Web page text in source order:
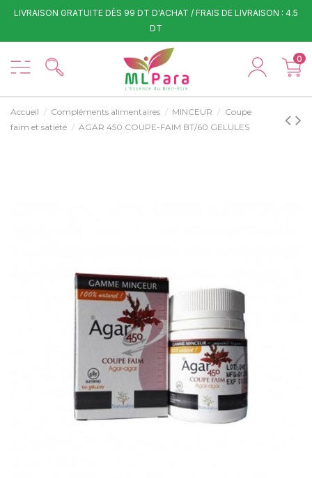
LIVRAISON GRATUITE DÈS 99 DT D'ACHAT / FRAIS DE LIVRAISON : 4.5
DT
0
Accueil Compléments alimentaires MINCEUR
Coupe
faim et satiété
AGAR 450 COUPE-FAIM BT/60 GELULES